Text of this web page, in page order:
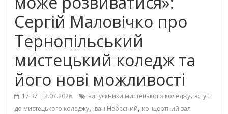
Сергій Маловічко про
Тернопільський
мистецький коледж та
його нові можливості
17:37 | 2.07.2026 випускники мистецького коледжу, вступ
до мистецького коледжу, Іван Небесний, концертний зал